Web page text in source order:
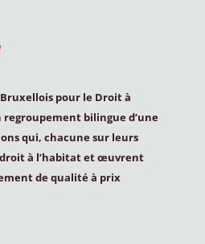
pour le Droit à
regroupement bilingue d’une
qui, chacune sur leurs
à l’habitat et œuvrent
de qualité à prix